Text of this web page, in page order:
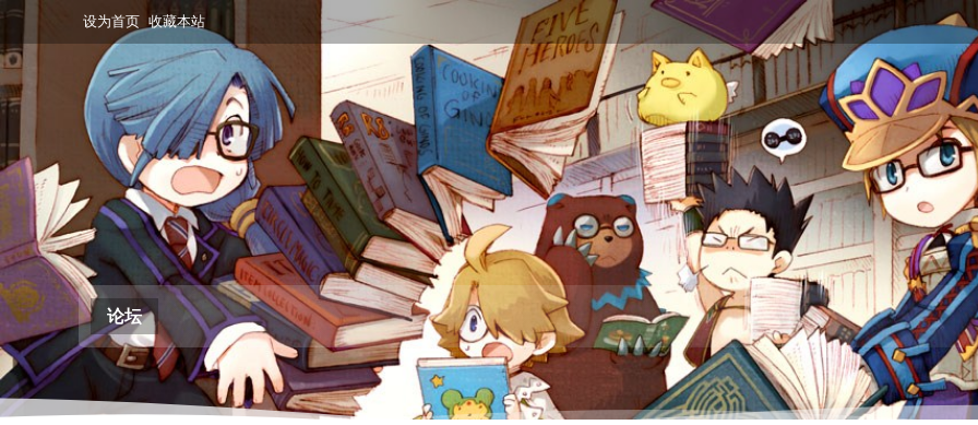
设为首页 收藏本站
论坛